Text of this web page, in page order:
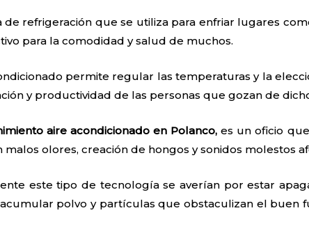
de refrigeración que se utiliza para enfriar lugares
para la comodidad y salud de muchos.
permite regular las temperaturas y la
y productividad de las personas que gozan de
aire acondicionado en Polanco, es un oficio
malos olores, creación de hongos y sonidos molestos
este tipo de tecnología se averían por estar
polvo y partículas que obstaculizan el buen